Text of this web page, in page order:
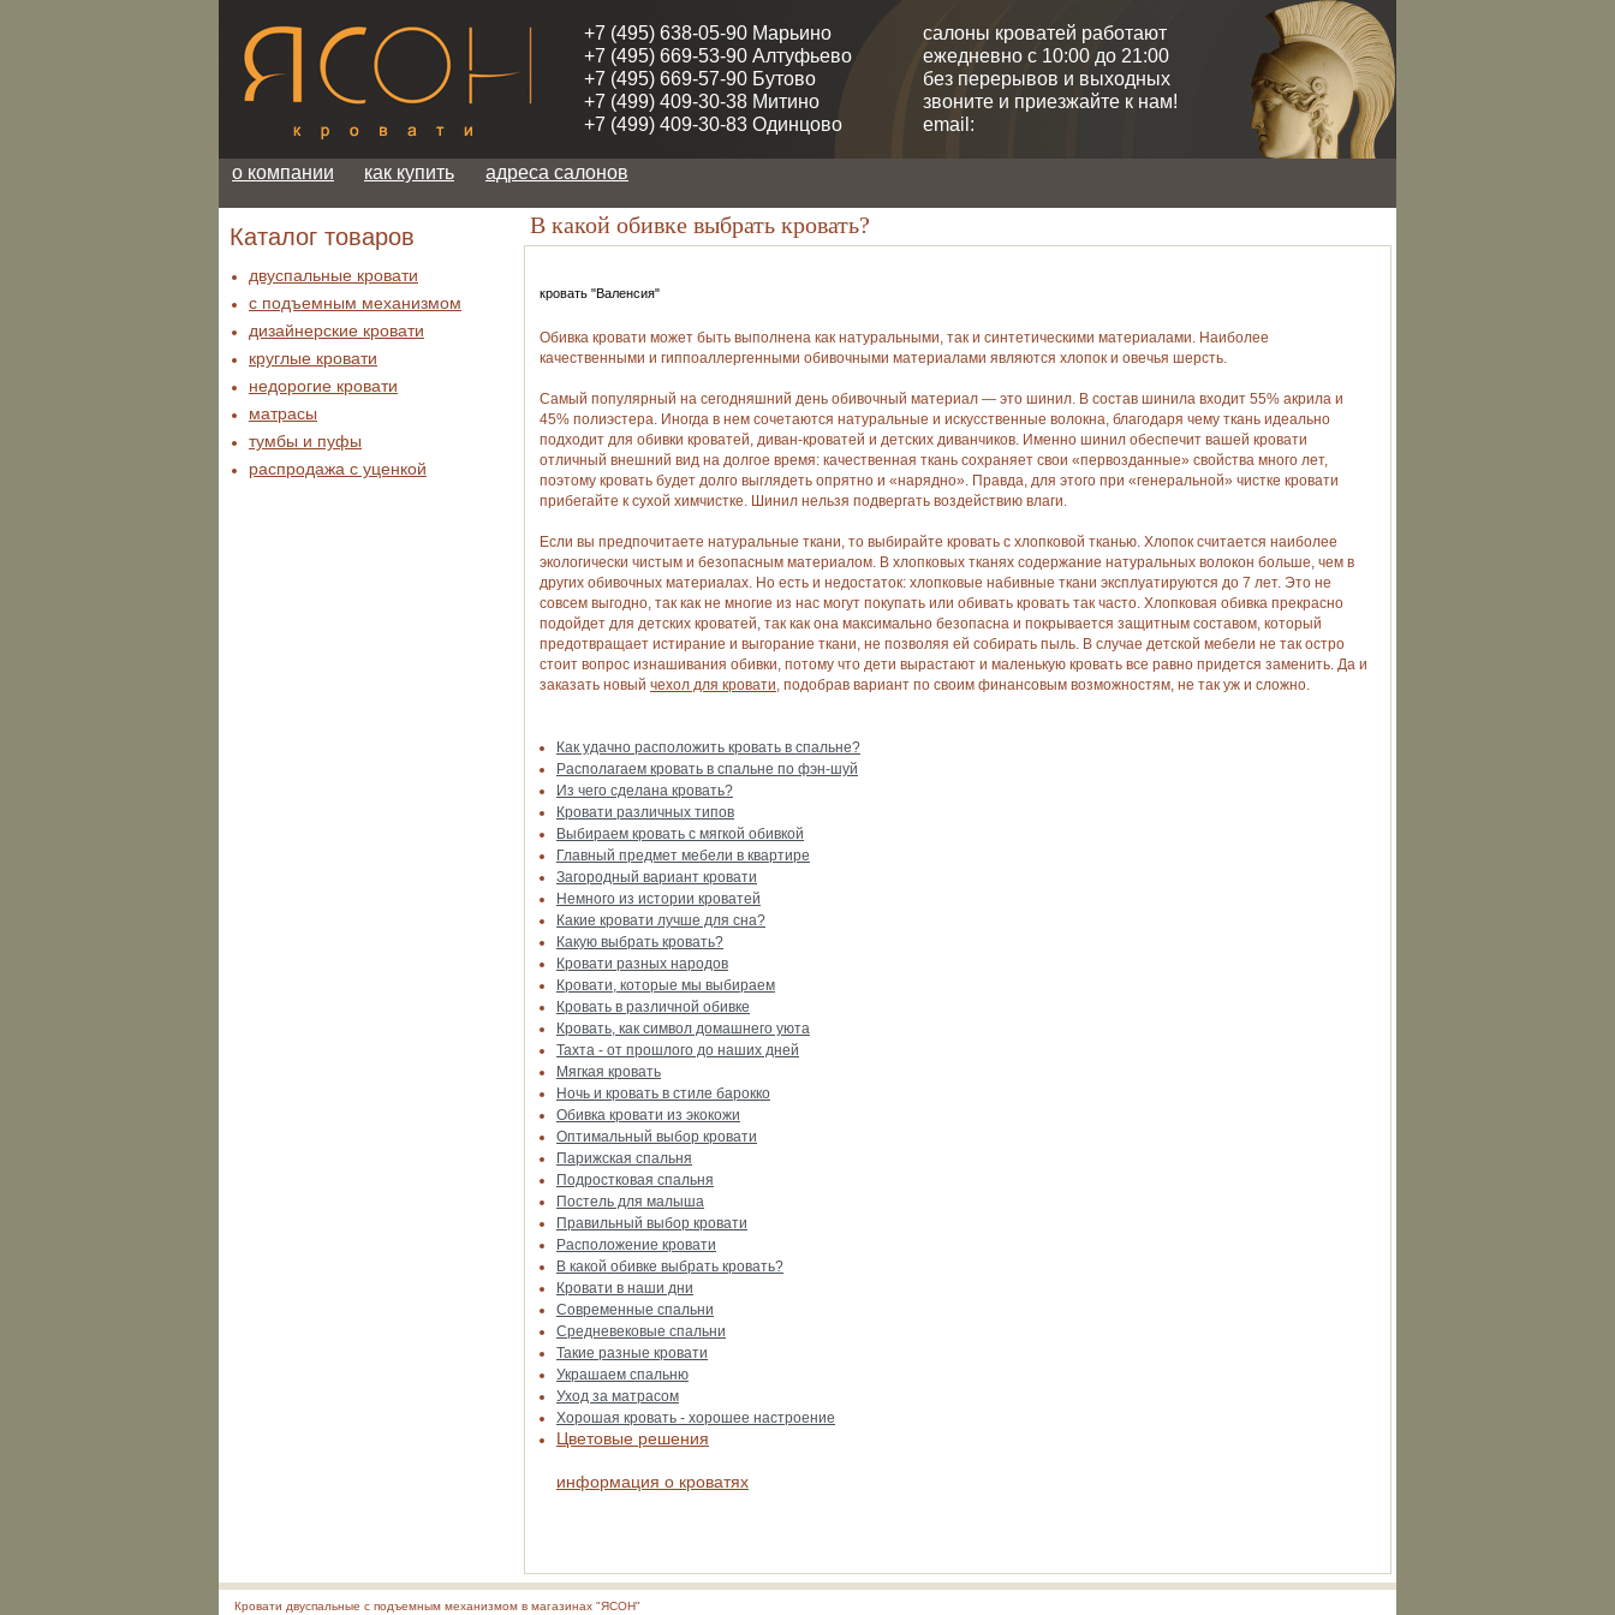
+7 (495) 638-05-90 Марьино
+7 (495) 669-53-90 Алтуфьево
+7 (495) 669-57-90 Бутово
+7 (499) 409-30-38 Митино
+7 (499) 409-30-83 Одинцово
салоны кроватей работают
ежедневно с 10:00 до 21:00
без перерывов и выходных
звоните и приезжайте к нам!
email:
о компании как купить адреса салонов
Каталог товаров
двуспальные кровати
с подъемным механизмом
дизайнерские кровати
круглые кровати
недорогие кровати
матрасы
тумбы и пуфы
распродажа c уценкой
В какой обивке выбрать кровать?
кровать "Валенсия"
Обивка кровати может быть выполнена как натуральными, так и синтетическими материалами. Наиболее
качественными и гиппоаллергенными обивочными материалами являются хлопок и овечья шерсть.
Самый популярный на сегодняшний день обивочный материал — это шинил. В состав шинила входит 55% акрила и
45% полиэстера. Иногда в нем сочетаются натуральные и искусственные волокна, благодаря чему ткань идеально
подходит для обивки кроватей, диван-кроватей и детских диванчиков. Именно шинил обеспечит вашей кровати
отличный внешний вид на долгое время: качественная ткань сохраняет свои «первозданные» свойства много лет,
поэтому кровать будет долго выглядеть опрятно и «нарядно». Правда, для этого при «генеральной» чистке кровати
прибегайте к сухой химчистке. Шинил нельзя подвергать воздействию влаги.
Если вы предпочитаете натуральные ткани, то выбирайте кровать с хлопковой тканью. Хлопок считается наиболее
экологически чистым и безопасным материалом. В хлопковых тканях содержание натуральных волокон больше, чем в
других обивочных материалах. Но есть и недостаток: хлопковые набивные ткани эксплуатируются до 7 лет. Это не
совсем выгодно, так как не многие из нас могут покупать или обивать кровать так часто. Хлопковая обивка прекрасно
подойдет для детских кроватей, так как она максимально безопасна и покрывается защитным составом, который
предотвращает истирание и выгорание ткани, не позволяя ей собирать пыль. В случае детской мебели не так остро
стоит вопрос изнашивания обивки, потому что дети вырастают и маленькую кровать все равно придется заменить. Да и
заказать новый чехол для кровати, подобрав вариант по своим финансовым возможностям, не так уж и сложно.
Как удачно расположить кровать в спальне?
Располагаем кровать в спальне по фэн-шуй
Из чего сделана кровать?
Кровати различных типов
Выбираем кровать с мягкой обивкой
Главный предмет мебели в квартире
Загородный вариант кровати
Немного из истории кроватей
Какие кровати лучше для сна?
Какую выбрать кровать?
Кровати разных народов
Кровати, которые мы выбираем
Кровать в различной обивке
Кровать, как символ домашнего уюта
Тахта - от прошлого до наших дней
Мягкая кровать
Ночь и кровать в стиле барокко
Обивка кровати из экокожи
Оптимальный выбор кровати
Парижская спальня
Подростковая спальня
Постель для малыша
Правильный выбор кровати
Расположение кровати
В какой обивке выбрать кровать?
Кровати в наши дни
Современные спальни
Средневековые спальни
Такие разные кровати
Украшаем спальню
Уход за матрасом
Хорошая кровать - хорошее настроение
Цветовые решения
информация о кроватях
Кровати двуспальные с подъемным механизмом в магазинах "ЯСОН"